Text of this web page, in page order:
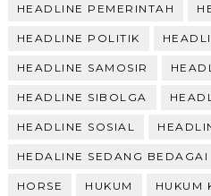
HEADLINE PEMERINTAH
HEADLINE POLITIK
HEADLINE SAMOSIR
HEADLINE SIBOLGA
HEADLINE SOSIAL
HEDALINE SEDANG BEDAGAI
HORSE HUKUM HUKUM